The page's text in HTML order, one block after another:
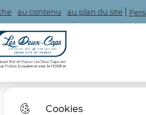
Cookies
au contenu au plan du site
Caps